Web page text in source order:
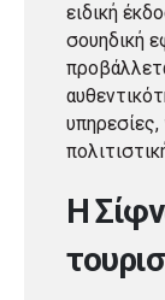
ειδική
σουηδική
υπηρεσίες,
Η